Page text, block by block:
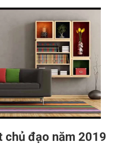
chủ đạo năm 2019